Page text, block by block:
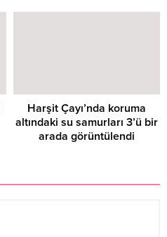
Harşit Çayı’nda koruma
altındaki su samurları 3’ü bir
arada görüntülendi